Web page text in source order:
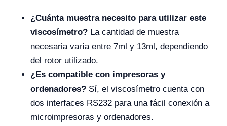
¿Cuánta muestra necesito para utilizar este
viscosímetro? La cantidad de muestra
necesaria varía entre 7ml y 13ml, dependiendo
del rotor utilizado.
¿Es compatible con impresoras y
ordenadores? Sí, el viscosímetro cuenta con
dos interfaces RS232 para una fácil conexión a
microimpresoras y ordenadores.